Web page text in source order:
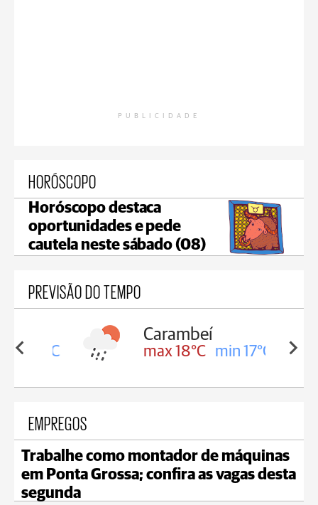
PUBLICIDADE
HORÓSCOPO
Horóscopo destaca
oportunidades e pede
cautela neste sábado (08)
PREVISÃO DO TEMPO
18°C
Carambeí
max 18°C min 17°C
EMPREGOS
Trabalhe como montador de máquinas
em Ponta Grossa; confira as vagas desta
segunda